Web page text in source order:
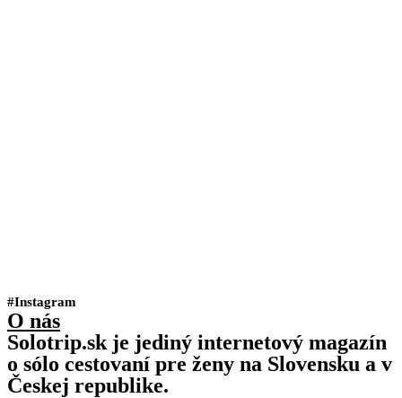
#Instagram
O nás
Solotrip.sk je jediný internetový magazín
o sólo cestovaní pre ženy na Slovensku a v
Českej republike.